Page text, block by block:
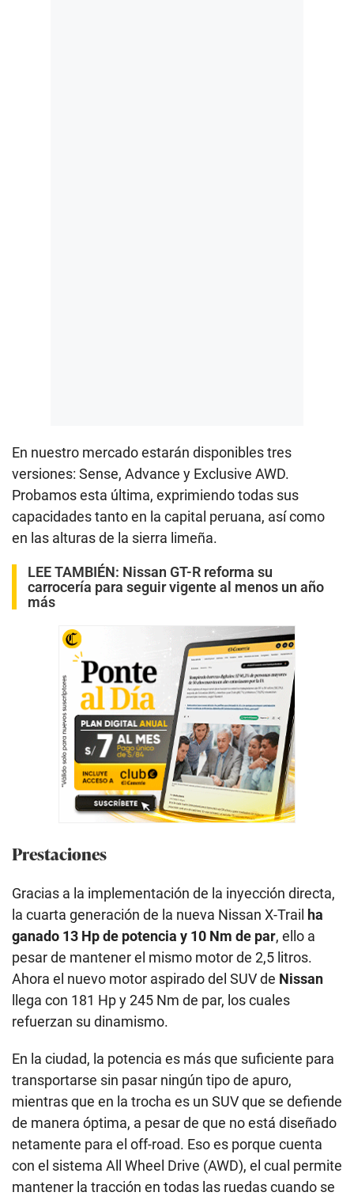
En nuestro mercado estarán disponibles tres
versiones: Sense, Advance y Exclusive AWD.
Probamos esta última, exprimiendo todas sus
capacidades tanto en la capital peruana, así como
en las alturas de la sierra limeña.
LEE TAMBIÉN: Nissan GT-R reforma su
carrocería para seguir vigente al menos un año
más
Prestaciones
Gracias a la implementación de la inyección directa,
la cuarta generación de la nueva Nissan X-Trail ha
ganado 13 Hp de potencia y 10 Nm de par, ello a
pesar de mantener el mismo motor de 2,5 litros.
Ahora el nuevo motor aspirado del SUV de Nissan
llega con 181 Hp y 245 Nm de par, los cuales
refuerzan su dinamismo.
En la ciudad, la potencia es más que suficiente para
transportarse sin pasar ningún tipo de apuro,
mientras que en la trocha es un SUV que se defiende
de manera óptima, a pesar de que no está diseñado
netamente para el off-road. Eso es porque cuenta
con el sistema All Wheel Drive (AWD), el cual permite
mantener la tracción en todas las ruedas cuando se